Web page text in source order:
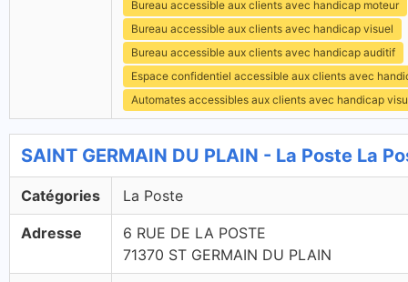
Bureau accessible aux clients avec handicap moteur
Bureau accessible aux clients avec handicap visuel
Bureau accessible aux clients avec handicap auditif
Espace confidentiel accessible aux clients avec
Automates accessibles aux clients avec handicap
SAINT GERMAIN DU PLAIN - La Poste La
Catégories La Poste
Adresse
6 RUE DE LA POSTE
71370 ST GERMAIN DU PLAIN